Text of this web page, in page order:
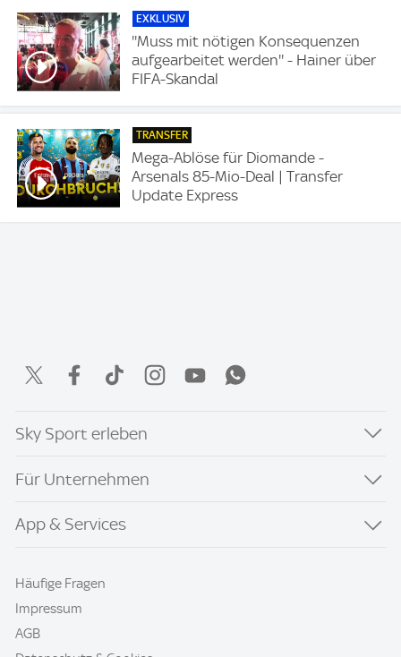
EXKLUSIV
''Muss mit nötigen Konsequenzen
aufgearbeitet werden'' - Hainer über
FIFA-Skandal
TRANSFER
Mega-Ablöse für Diomande -
Arsenals 85-Mio-Deal | Transfer
Update Express
Sky Sport erleben
Für Unternehmen
App & Services
Häufige Fragen
Impressum
AGB